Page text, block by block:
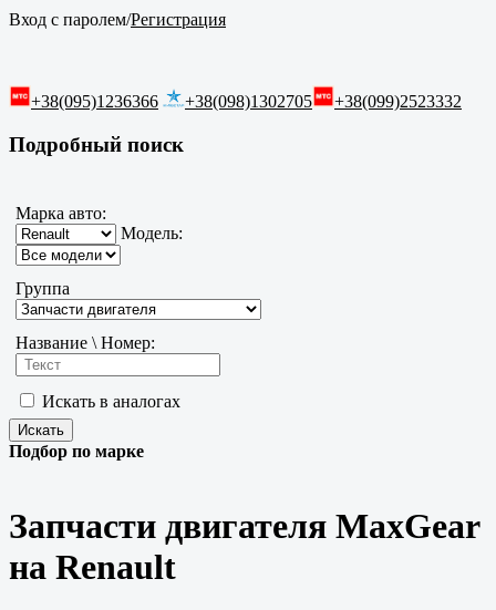
Вход с паролем/Регистрация
+38(095)1236366 +38(098)1302705 +38(099)2523332
Подробный поиск
Марка авто:
Модель:
Группа
Название \ Номер:
Искать в аналогах
Подбор по марке
Запчасти двигателя MaxGear
на Renault